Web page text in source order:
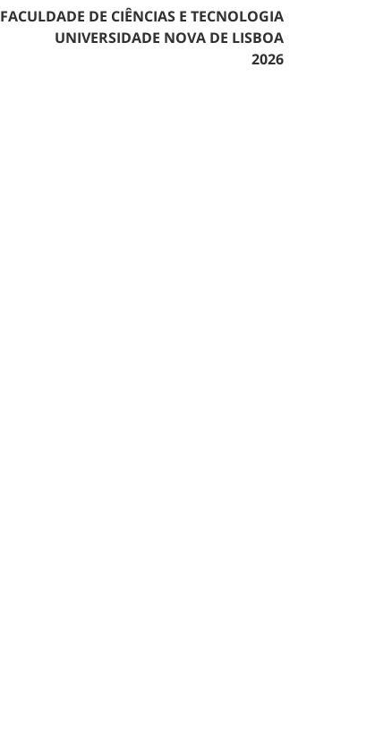
FACULDADE DE CIÊNCIAS E TECNOLOGIA
UNIVERSIDADE NOVA DE LISBOA
2026